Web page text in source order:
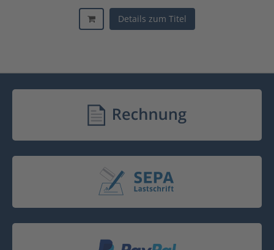
Details zum Titel